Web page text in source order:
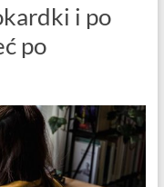
i po
po